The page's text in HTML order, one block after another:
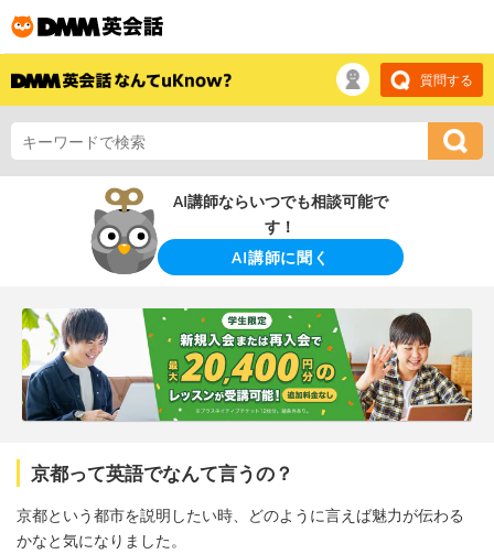
質問する
AI講師ならいつでも相談可能で
す！
AI講師に聞く
京都って英語でなんて言うの？
京都という都市を説明したい時、どのように言えば魅力が伝わる
かなと気になりました。